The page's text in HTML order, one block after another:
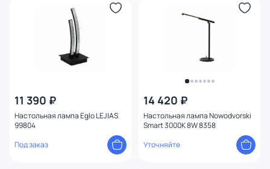
11 390 ₽
Настольная лампа Eglo LEJIAS
99804
Под заказ
14 420 ₽
Настольная лампа Nowodvorski
Smart 3000K 8W 8358
Уточняйте